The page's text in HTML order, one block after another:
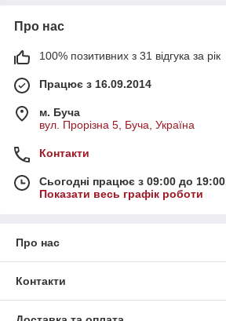
Про нас
100% позитивних з 31 відгука за рік
Працює з 16.09.2014
м. Буча
вул. Прорізна 5, Буча, Україна
Контакти
Сьогодні працює з 09:00 до 19:00
Показати весь графік роботи
Про нас
Контакти